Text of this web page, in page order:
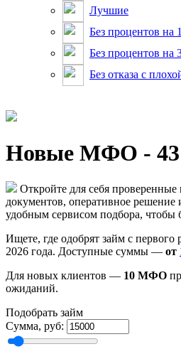
Лучшие
Без процентов на
Без процентов на
Без отказа с
Новые МФО - 43
Откройте для себя
документов, оперативное
удобным сервисом подбора,
Ищете, где одобрят займ с
2026 года. Доступные суммы — от
Для новых клиентов — 10 МФО
ожиданий.
Подобрать займ
Сумма, руб: